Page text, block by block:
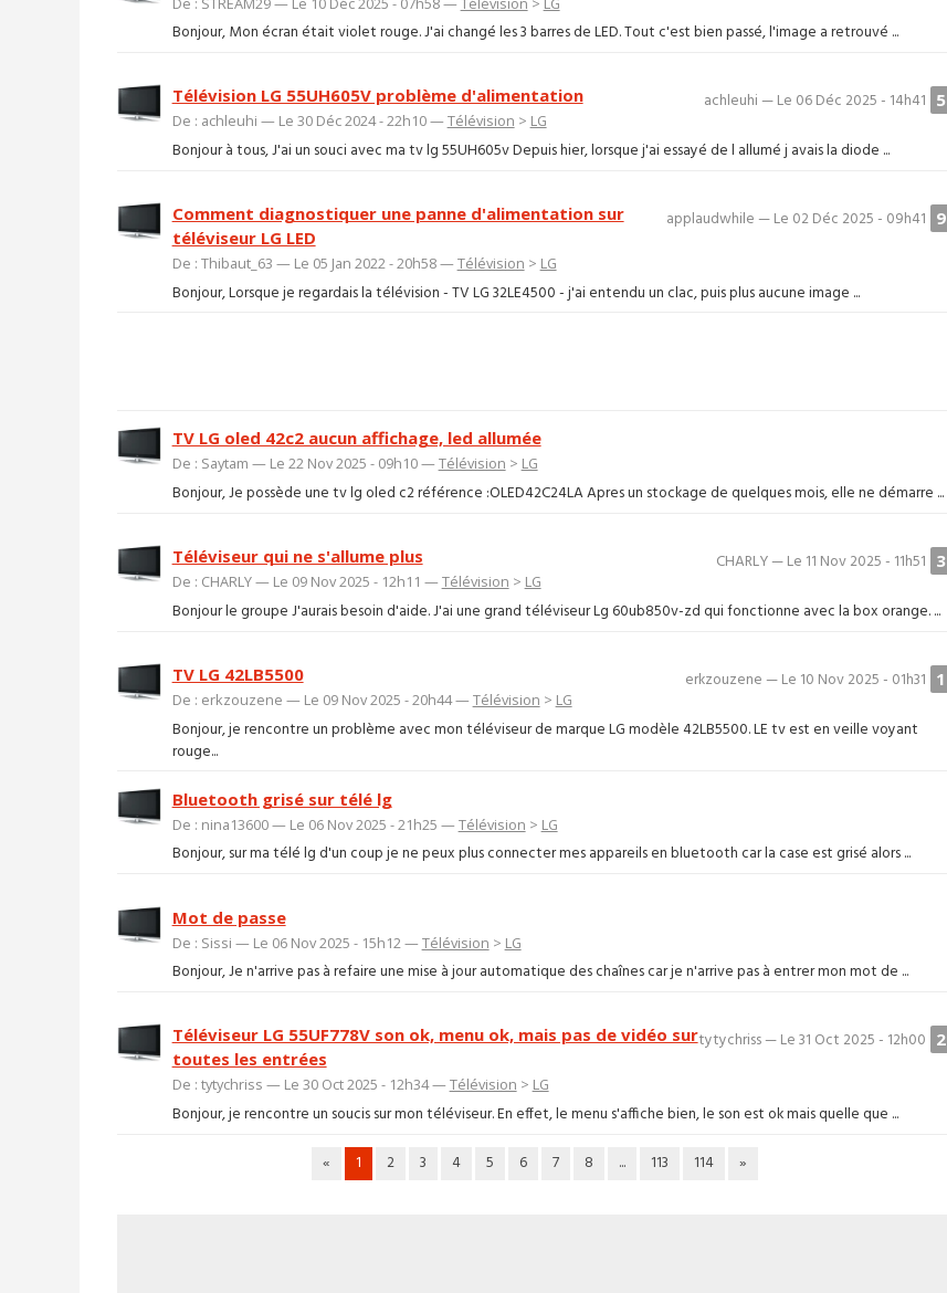
Bonjour, Mon écran était violet rouge. J'ai changé les 3 barres de LED. Tout c'est bien passé, l'image a retrouvé ...
5
achleuhi — Le 06 Déc 2025 - 14h41
Télévision LG 55UH605V problème d'alimentation
De : achleuhi — Le 30 Déc 2024 - 22h10 —Télévision > LG
Bonjour à tous, J'ai un souci avec ma tv lg 55UH605v Depuis hier, lorsque j'ai essayé de l allumé j avais la diode ...
9
applaudwhile — Le 02 Déc 2025 - 09h41
Comment diagnostiquer une panne d'alimentation sur
téléviseur LG LED
De : Thibaut_63 — Le 05 Jan 2022 - 20h58 —Télévision > LG
Bonjour, Lorsque je regardais la télévision - TV LG 32LE4500 - j'ai entendu un clac, puis plus aucune image ...
TV LG oled 42c2 aucun affichage, led allumée
De : Saytam — Le 22 Nov 2025 - 09h10 —Télévision > LG
Bonjour, Je possède une tv lg oled c2 référence :OLED42C24LA Apres un stockage de quelques mois, elle ne démarre ...
3
CHARLY — Le 11 Nov 2025 - 11h51
Téléviseur qui ne s'allume plus
De : CHARLY — Le 09 Nov 2025 - 12h11 —Télévision > LG
Bonjour le groupe J'aurais besoin d'aide. J'ai une grand téléviseur Lg 60ub850v-zd qui fonctionne avec la box orange. ...
1
erkzouzene — Le 10 Nov 2025 - 01h31
TV LG 42LB5500
De : erkzouzene — Le 09 Nov 2025 - 20h44 —Télévision > LG
Bonjour, je rencontre un problème avec mon téléviseur de marque LG modèle 42LB5500. LE tv est en veille voyant
rouge...
Bluetooth grisé sur télé lg
De : nina13600 — Le 06 Nov 2025 - 21h25 —Télévision > LG
Bonjour, sur ma télé lg d'un coup je ne peux plus connecter mes appareils en bluetooth car la case est grisé alors ...
Mot de passe
De : Sissi — Le 06 Nov 2025 - 15h12 —Télévision > LG
Bonjour, Je n'arrive pas à refaire une mise à jour automatique des chaînes car je n'arrive pas à entrer mon mot de ...
2
tytychriss — Le 31 Oct 2025 - 12h00
Téléviseur LG 55UF778V son ok, menu ok, mais pas de vidéo sur
toutes les entrées
De : tytychriss — Le 30 Oct 2025 - 12h34 —Télévision > LG
Bonjour, je rencontre un soucis sur mon téléviseur. En effet, le menu s'affiche bien, le son est ok mais quelle que ...
« 1 2 3 4 5 6 7 8 ... 113 114 »